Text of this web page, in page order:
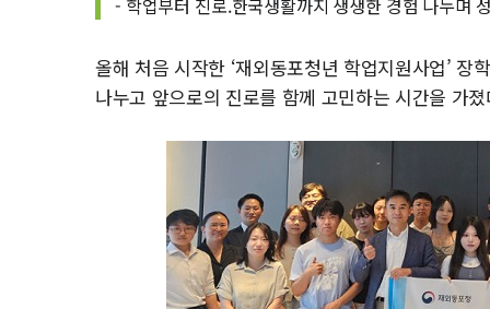
- 학업부터 진로.한국생활까지 생생한 경험 나누며
올해 처음 시작한 ‘재외동포청년 학업지원사업’
나누고 앞으로의 진로를 함께 고민하는 시간을 가